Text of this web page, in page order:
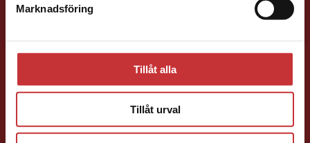
Marknadsföring
Tillåt alla
Tillåt urval
Lärarutbildning och pedagogik
E-post